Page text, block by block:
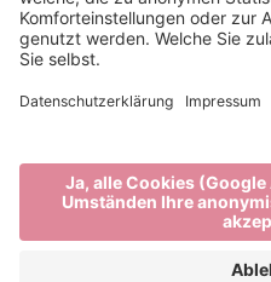
Brixen Tourismus
Privacy
Impressum
produced by